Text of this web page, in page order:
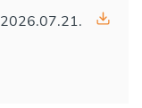
2026.07.21.